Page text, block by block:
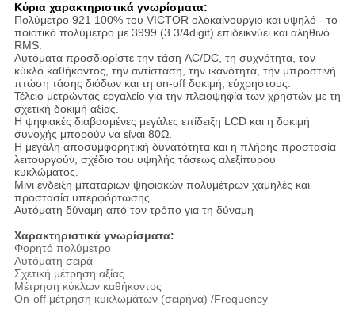
Κύρια χαρακτηριστικά γνωρίσματα:
Πολύμετρο 921 100% του VICTOR ολοκαίνουργιο και υψηλό - το
ποιοτικό πολύμετρο με 3999 (3 3/4digit) επιδεικνύει και αληθινό
RMS.
Αυτόματα προσδιορίστε την τάση AC/DC, τη συχνότητα, τον
κύκλο καθήκοντος, την αντίσταση, την ικανότητα, την μπροστινή
πτώση τάσης διόδων και τη on-off δοκιμή, εύχρηστους.
Τέλειο μετρώντας εργαλείο για την πλειοψηφία των χρηστών με τη
σχετική δοκιμή αξίας.
Η ψηφιακές διαβασμένες μεγάλες επίδειξη LCD και η δοκιμή
συνοχής μπορούν να είναι 80Ω.
Η μεγάλη αποσυμφορητική δυνατότητα και η πλήρης προστασία
λειτουργούν, σχέδιο του υψηλής τάσεως αλεξίπυρου
κυκλώματος.
Μίνι ένδειξη μπαταριών ψηφιακών πολυμέτρων χαμηλές και
προστασία υπερφόρτωσης.
Αυτόματη δύναμη από τον τρόπο για τη δύναμη
Χαρακτηριστικά γνωρίσματα:
Φορητό πολύμετρο
Αυτόματη σειρά
Σχετική μέτρηση αξίας
Μέτρηση κύκλων καθήκοντος
On-off μέτρηση κυκλωμάτων (σειρήνα) /Frequency